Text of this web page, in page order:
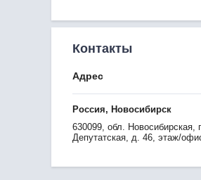
Контакты
Адрес
Россия, Новосибирск
630099, обл. Новосибирская,
Депутатская, д. 46, этаж/